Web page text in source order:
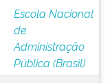
Escola Nacional
de
Administração
Pública (Brasil)